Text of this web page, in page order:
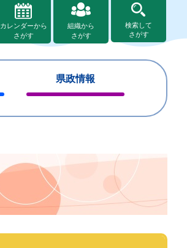
カレンダーから
さがす
組織から
さがす
検索して
さがす
県政情報
じ